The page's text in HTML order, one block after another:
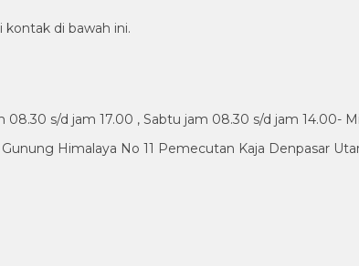
kontak di bawah ini.
08.30 s/d jam 17.00 , Sabtu jam 08.30 s/d jam 14.00-
Himalaya No 11 Pemecutan Kaja Denpasar